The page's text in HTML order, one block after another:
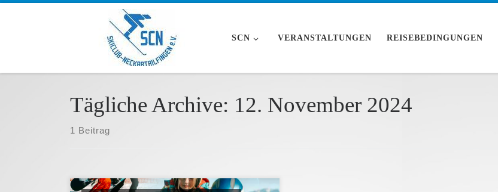
SCN VERANSTALTUNGEN REISEBEDINGUNGEN
Tägliche Archive: 12. November 2024
1 Beitrag